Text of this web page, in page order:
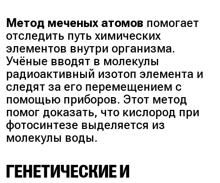
Метод меченых атомов помогает
отследить путь химических
элементов внутри организма.
Учёные вводят в молекулы
радиоактивный изотоп элемента и
следят за его перемещением с
помощью приборов. Этот метод
помог доказать, что кислород при
фотосинтезе выделяется из
молекулы воды.
ГЕНЕТИЧЕСКИЕ И